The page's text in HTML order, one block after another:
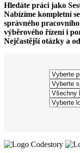
Hledáte práci jako
Nabízíme kompletní
správného
výběrového řízení i
Nejčastější otázky a